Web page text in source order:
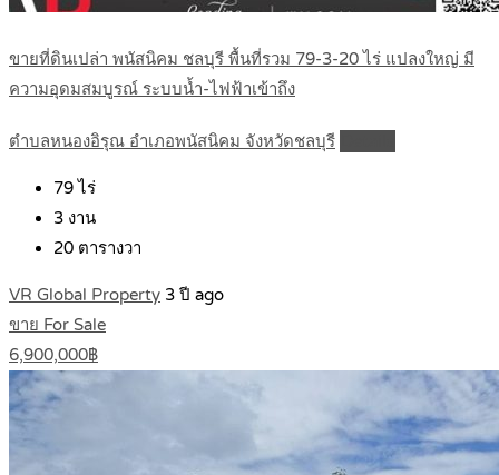
ขายที่ดินเปล่า พนัสนิคม ชลบุรี พื้นที่รวม 79-3-20 ไร่ แปลงใหญ่ มี
ความอุดมสมบูรณ์ ระบบน้ำ-ไฟฟ้าเข้าถึง
ตำบลหนองอิรุณ อำเภอพนัสนิคม จังหวัดชลบุรี
79ไร่
3 งาน
20 ตารางวา
VR Global Property 3 ปี ago
ขาย For Sale
6,900,000฿